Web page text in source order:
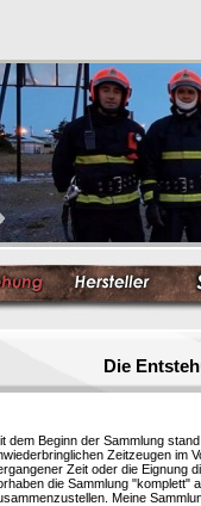
Die
dem Beginn der Sammlung
Zeitzeugen im
Zeit oder die Eignung
die Sammlung "komplett"
Meine